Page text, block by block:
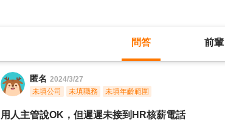
問答 前輩
匿名 2024/3/27
未填公司
未填職務 未填年齡範圍
用人主管說OK，但遲遲未接到HR核薪電話